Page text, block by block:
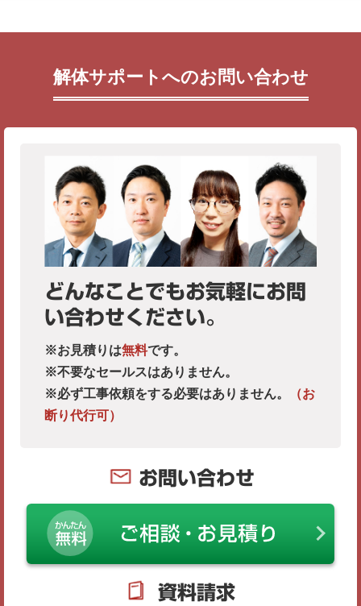
解体サポートへのお問い合わせ
どんなことでもお気軽にお問
い合わせください。
※お見積りは無料です。
※不要なセールスはありません。
※必ず工事依頼をする必要はありません。
（お
断り代行可）
お問い合わせ
資料請求